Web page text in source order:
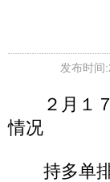
发布时间
２月１７
情况
持多单排